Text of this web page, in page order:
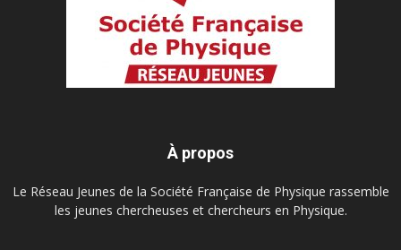
À propos
Le Réseau Jeunes de la Société Française de Physique rassemble
les jeunes chercheuses et chercheurs en Physique.